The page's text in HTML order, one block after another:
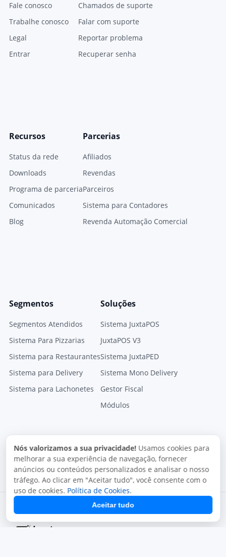
Fale conosco
Trabalhe conosco
Legal
Entrar
Chamados de suporte
Falar com suporte
Reportar problema
Recuperar senha
Recursos
Status da rede
Downloads
Programa de parceria
Comunicados
Blog
Parcerias
Afiliados
Revendas
Parceiros
Sistema para Contadores
Revenda Automação Comercial
Segmentos
Segmentos Atendidos
Sistema Para Pizzarias
Sistema para Restaurantes
Sistema para Delivery
Sistema para Lachonetes
Soluções
Sistema JuxtaPOS
JuxtaPOS V3
Sistema JuxtaPED
Sistema Mono Delivery
Gestor Fiscal
Módulos
Nós valorizamos a sua privacidade! Usamos cookies para
melhorar a sua experiência de navegação, fornecer
anúncios ou conteúdos personalizados e analisar o nosso
tráfego. Ao clicar em "Aceitar tudo", você consente com o
uso de cookies. Política de Cookies.
Aceitar tudo